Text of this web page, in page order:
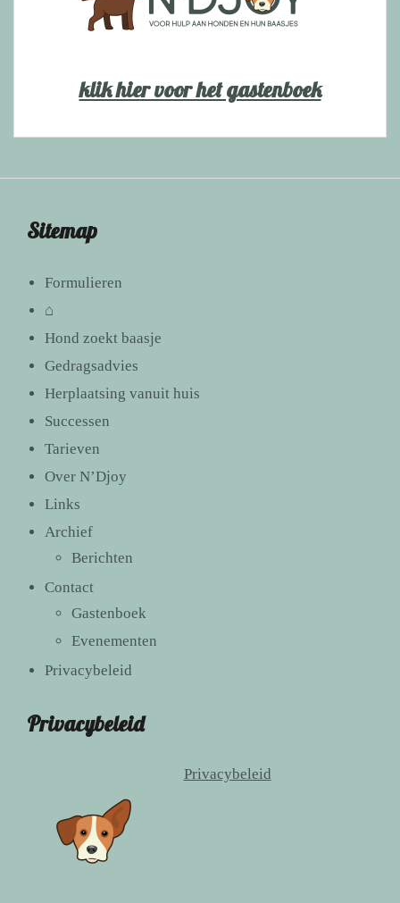
klik hier voor het gastenboek
Sitemap
Formulieren
⌂
Hond zoekt baasje
Gedragsadvies
Herplaatsing vanuit huis
Successen
Tarieven
Over N’Djoy
Links
Archief
Berichten
Contact
Gastenboek
Evenementen
Privacybeleid
Privacybeleid
Privacybeleid